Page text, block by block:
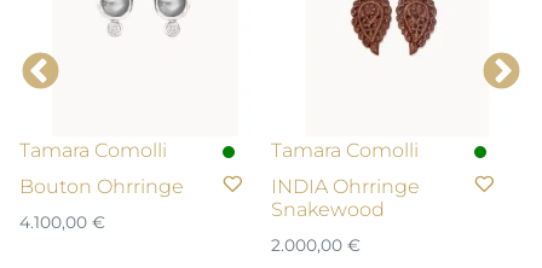
Tamara Comolli
Bouton Ohrringe
4.100,00 €
Tamara Comolli
INDIA Ohrringe
Snakewood
2.000,00 €